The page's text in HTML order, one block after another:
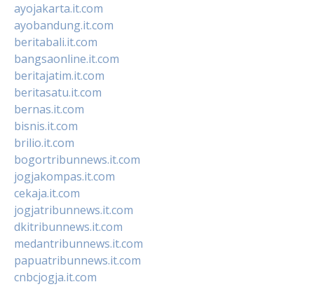
ayojakarta.it.com
ayobandung.it.com
beritabali.it.com
bangsaonline.it.com
beritajatim.it.com
beritasatu.it.com
bernas.it.com
bisnis.it.com
brilio.it.com
bogortribunnews.it.com
jogjakompas.it.com
cekaja.it.com
jogjatribunnews.it.com
dkitribunnews.it.com
medantribunnews.it.com
papuatribunnews.it.com
cnbcjogja.it.com